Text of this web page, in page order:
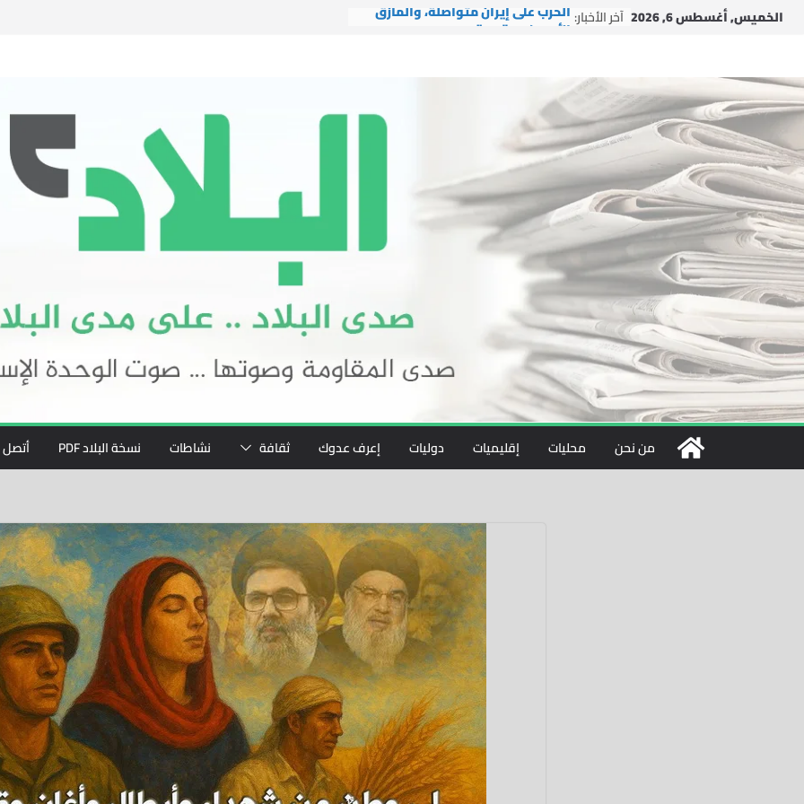
Skipالخميس, أغسطس 6, 2026 آخر الأخبار: الحرب على إيران متواصلة، والمأزق
وفد من التجمع يزور آية الله الشيخ
محسن الآراكي في مدينة قم
بينما تُغيّر إيران الوعي بالفعل، يتضح
فشل إسرائيل
اتفاقية التعاون النووي بين الولايات
المتحدة والمملكة العربية
السعودية.. الفرص والمخاطر
والتوصيات السياسية
من نحن محليات إقليميات دوليات إعرف عدوك ثقافة نشاطات نسخة البلاد PDF أتصل